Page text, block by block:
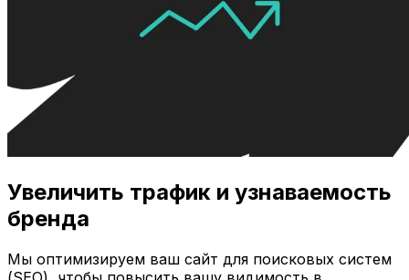
Увеличить трафик и узнаваемость
бренда
Мы оптимизируем ваш сайт для поисковых систем